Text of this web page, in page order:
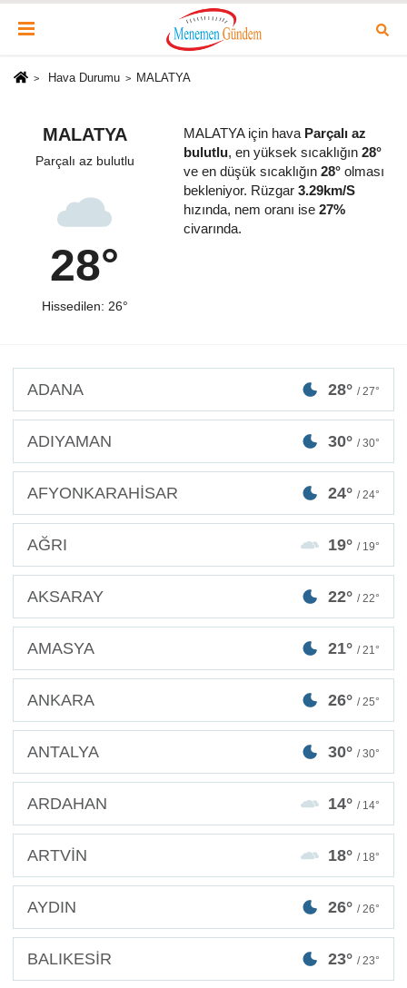
Hava Durumu MALATYA
MALATYA
Parçalı az bulutlu
28°
Hissedilen: 26°
MALATYA için hava Parçalı az
bulutlu, en yüksek sıcaklığın 28°
ve en düşük sıcaklığın 28°olması
bekleniyor. Rüzgar 3.29km/S
hızında, nem oranı ise 27%
civarında.
ADANA 28° / 27°
ADIYAMAN 30° / 30°
AFYONKARAHİSAR 24° / 24°
AĞRI 19° / 19°
AKSARAY 22° / 22°
AMASYA 21° / 21°
ANKARA 26° / 25°
ANTALYA 30° / 30°
ARDAHAN 14° / 14°
ARTVİN 18° / 18°
AYDIN 26° / 26°
BALIKESİR 23° / 23°